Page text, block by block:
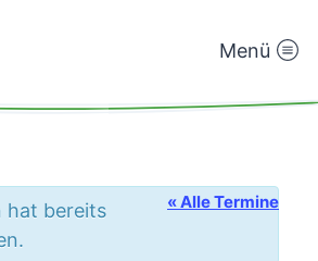
Menü
« Alle Termine
hat bereits